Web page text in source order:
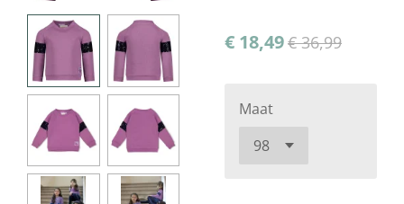
€ 18,49€ 36,99
Maat